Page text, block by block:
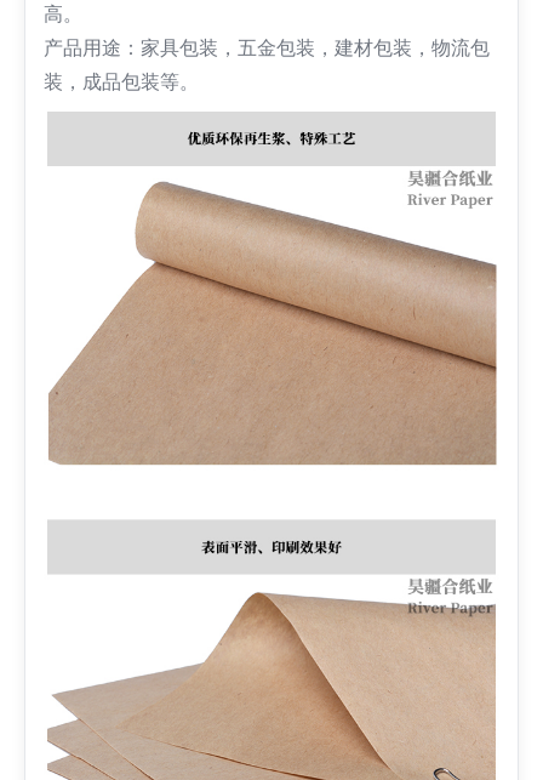
高。
产品用途：家具包装，五金包装，建材包装，物流包
装，成品包装等。